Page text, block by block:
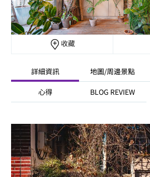
收藏
詳細資訊 地圖/周邊景點
心得 BLOG REVIEW